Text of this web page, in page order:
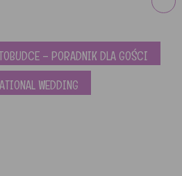
– PORADNIK DLA GOŚCI
WEDDING